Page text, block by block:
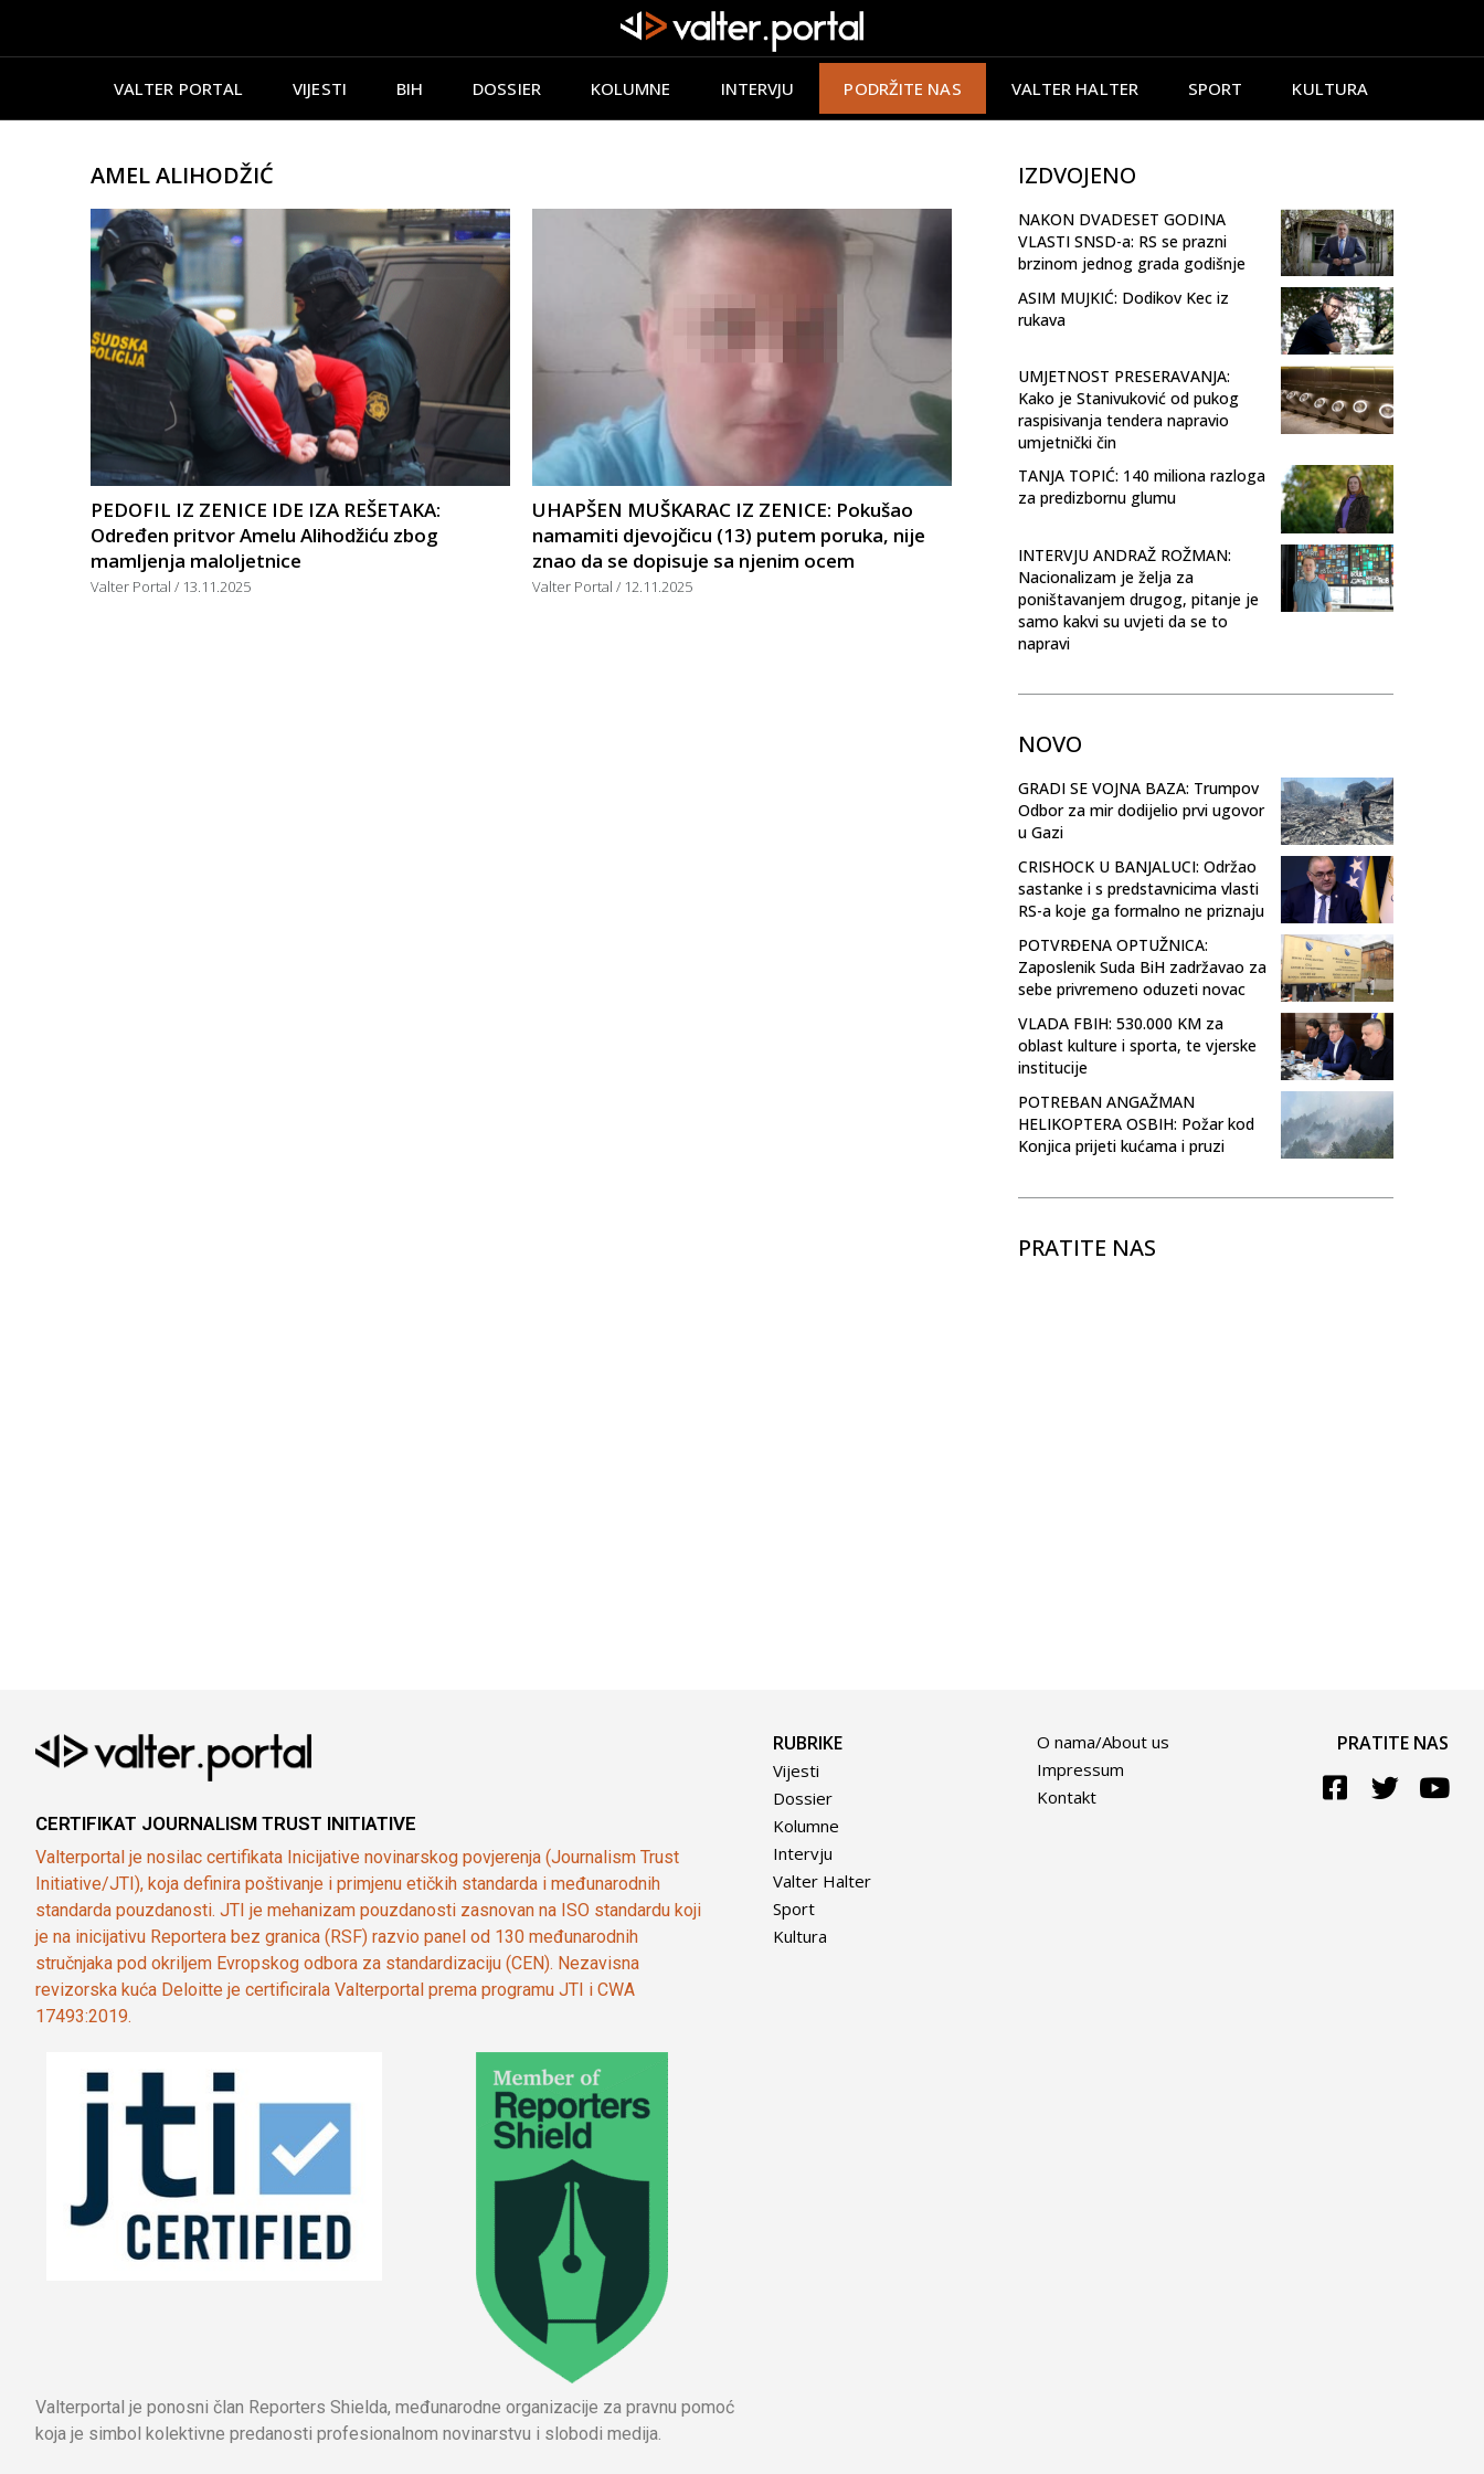
VALTER PORTAL VIJESTI BIH DOSSIER KOLUMNE INTERVJU PODRŽITE NAS VALTER HALTER SPORT KULTURA
AMEL ALIHODŽIĆ
PEDOFIL IZ ZENICE IDE IZA REŠETAKA:
Određen pritvor Amelu Alihodžiću zbog
mamljenja maloljetnice
Valter Portal 13.11.2025
UHAPŠEN MUŠKARAC IZ ZENICE: Pokušao
namamiti djevojčicu (13) putem poruka, nije
znao da se dopisuje sa njenim ocem
Valter Portal 12.11.2025
IZDVOJENO
NAKON DVADESET GODINA
VLASTI SNSD-a: RS se prazni
brzinom jednog grada godišnje
ASIM MUJKIĆ: Dodikov Kec iz
rukava
UMJETNOST PRESERAVANJA:
Kako je Stanivuković od pukog
raspisivanja tendera napravio
umjetnički čin
TANJA TOPIĆ: 140 miliona razloga
za predizbornu glumu
INTERVJU ANDRAŽ ROŽMAN:
Nacionalizam je želja za
poništavanjem drugog, pitanje je
samo kakvi su uvjeti da se to
napravi
NOVO
GRADI SE VOJNA BAZA: Trumpov
Odbor za mir dodijelio prvi ugovor
u Gazi
CRISHOCK U BANJALUCI: Održao
sastanke i s predstavnicima vlasti
RS-a koje ga formalno ne priznaju
POTVRĐENA OPTUŽNICA:
Zaposlenik Suda BiH zadržavao za
sebe privremeno oduzeti novac
VLADA FBIH: 530.000 KM za
oblast kulture i sporta, te vjerske
institucije
POTREBAN ANGAŽMAN
HELIKOPTERA OSBIH: Požar kod
Konjica prijeti kućama i pruzi
PRATITE NAS
CERTIFIKAT JOURNALISM TRUST INITIATIVE
Valterportal je nosilac certifikata Inicijative novinarskog povjerenja (Journalism Trust
Initiative/JTI), koja definira poštivanje i primjenu etičkih standarda i međunarodnih
standarda pouzdanosti. JTI je mehanizam pouzdanosti zasnovan na ISO standardu koji
je na inicijativu Reportera bez granica (RSF) razvio panel od 130 međunarodnih
stručnjaka pod okriljem Evropskog odbora za standardizaciju (CEN). Nezavisna
revizorska kuća Deloitte je certificirala Valterportal prema programu JTI i CWA
17493:2019.
Valterportal je ponosni član Reporters Shielda, međunarodne organizacije za pravnu pomoć
koja je simbol kolektivne predanosti profesionalnom novinarstvu i slobodi medija.
RUBRIKE
Vijesti
Dossier
Kolumne
Intervju
Valter Halter
Sport
Kultura
O nama/About us
Impressum
Kontakt
PRATITE NAS